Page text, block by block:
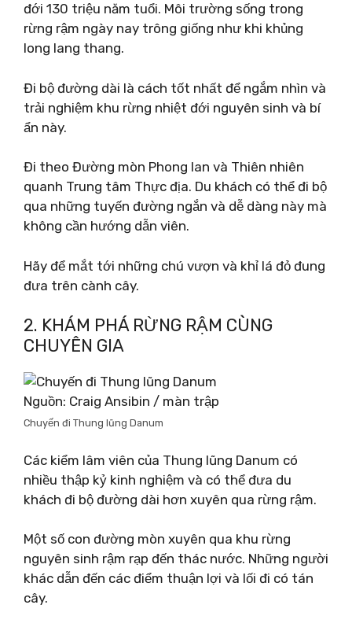
đới 130 triệu năm tuổi. Môi trường sống trong
rừng rậm ngày nay trông giống như khi khủng
long lang thang.
Đi bộ đường dài là cách tốt nhất để ngắm nhìn và
trải nghiệm khu rừng nhiệt đới nguyên sinh và bí
ẩn này.
Đi theo Đường mòn Phong lan và Thiên nhiên
quanh Trung tâm Thực địa. Du khách có thể đi bộ
qua những tuyến đường ngắn và dễ dàng này mà
không cần hướng dẫn viên.
Hãy để mắt tới những chú vượn và khỉ lá đỏ đung
đưa trên cành cây.
2. KHÁM PHÁ RỪNG RẬM CÙNG
CHUYÊN GIA
Nguồn: Craig Ansibin / màn trập
Chuyến đi Thung lũng Danum
Các kiểm lâm viên của Thung lũng Danum có
nhiều thập kỷ kinh nghiệm và có thể đưa du
khách đi bộ đường dài hơn xuyên qua rừng rậm.
Một số con đường mòn xuyên qua khu rừng
nguyên sinh rậm rạp đến thác nước. Những người
khác dẫn đến các điểm thuận lợi và lối đi có tán
cây.